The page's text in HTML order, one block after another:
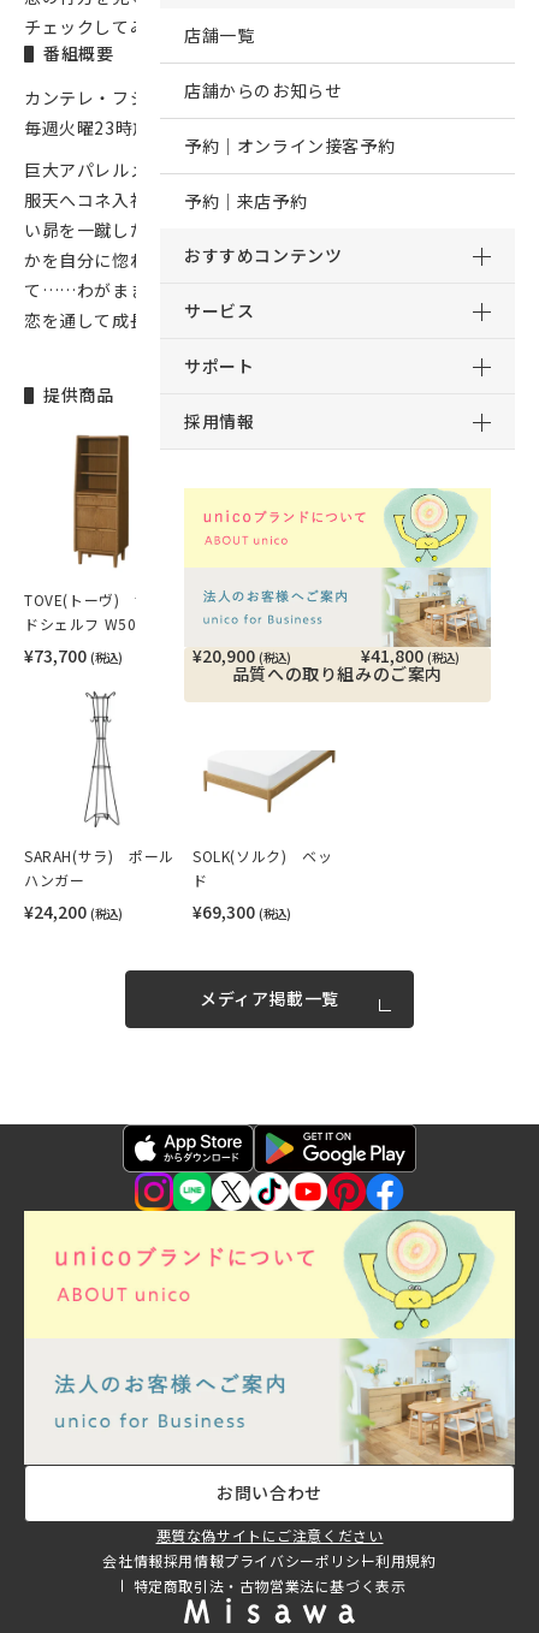
店舗一覧
店舗からのお知らせ
予約｜オンライン接客予約
予約｜来店予約
おすすめコンテンツ
サービス
サポート
採用情報
品質への取り組みのご案内
チェックしてみてください。
番組概要
カンテレ・フジテレビ系ドラマ『御曹司に恋はムズすぎる』
毎週火曜23時放送
巨大アパレルメーカー「服天」の御曹司・天堂昴は、25歳で
服天へコネ入社することに。出社初日、セレブ気分が抜けな
い昴を一蹴したのは、教育係・花倉まどかだった。昴はまど
かを自分に惚れさせようとするが、全然うまくいかなく
て……わがまま御曹司が初めての庶民生活、初めての本気の
恋を通して成長する姿を描いたロマンティックコメディー。
提供商品
TOVE(トーヴ) サイ
ドシェルフ W500
¥73,700 (税込)
SOLK(ソルク) ラダ
ー
¥20,900 (税込)
STELLA(ステラ) ワ
イドハンガー
¥41,800 (税込)
SARAH(サラ) ポール
ハンガー
¥24,200 (税込)
SOLK(ソルク) ベッ
ド
¥69,300 (税込)
メディア掲載一覧
お問い合わせ
悪質な偽サイトにご注意ください
会社情報採用情報プライバシーポリシー利用規約
特定商取引法・古物営業法に基づく表示